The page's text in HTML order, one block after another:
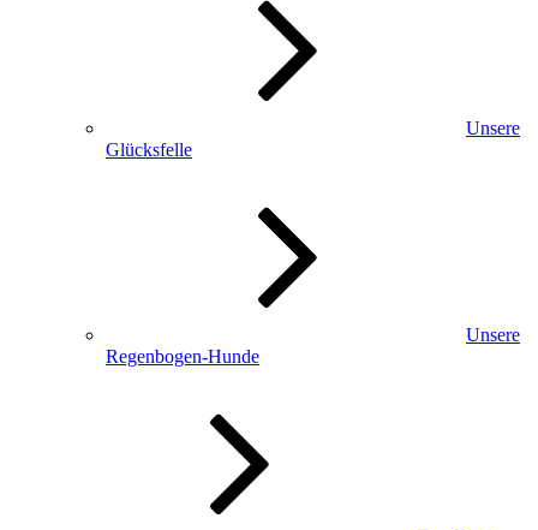
Unsere
Glücksfelle
Unsere
Regenbogen-Hunde